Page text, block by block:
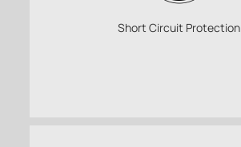
Short Circuit Protection